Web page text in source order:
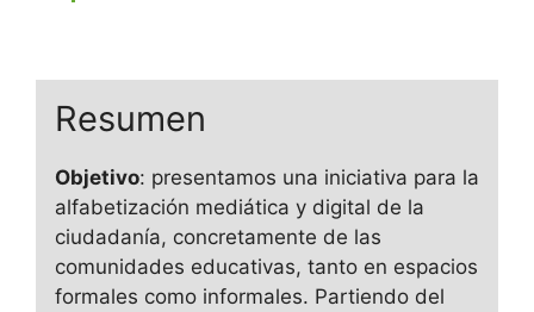
Resumen
Objetivo: presentamos una iniciativa para la
alfabetización mediática y digital de la
ciudadanía, concretamente de las
comunidades educativas, tanto en espacios
formales como informales. Partiendo del